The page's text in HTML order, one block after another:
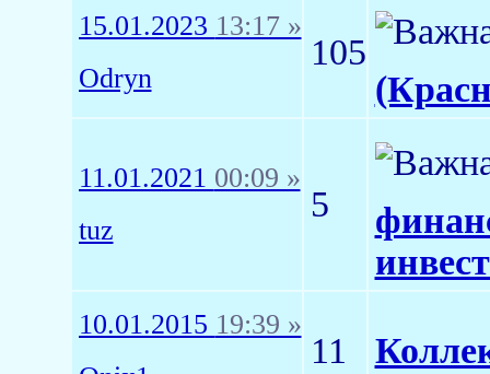
15.01.2023 13:17 »
Odryn
105
11.01.2021 00:09 »
tuz
5
10.01.2015 19:39 »
11